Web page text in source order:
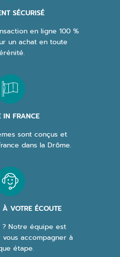
SÉCURISÉ
en ligne 100 %
un achat en toute
IN FRANCE
sont conçus et
dans la Drôme.
VOTRE ÉCOUTE
? Notre équipe est
accompagner à
étape.